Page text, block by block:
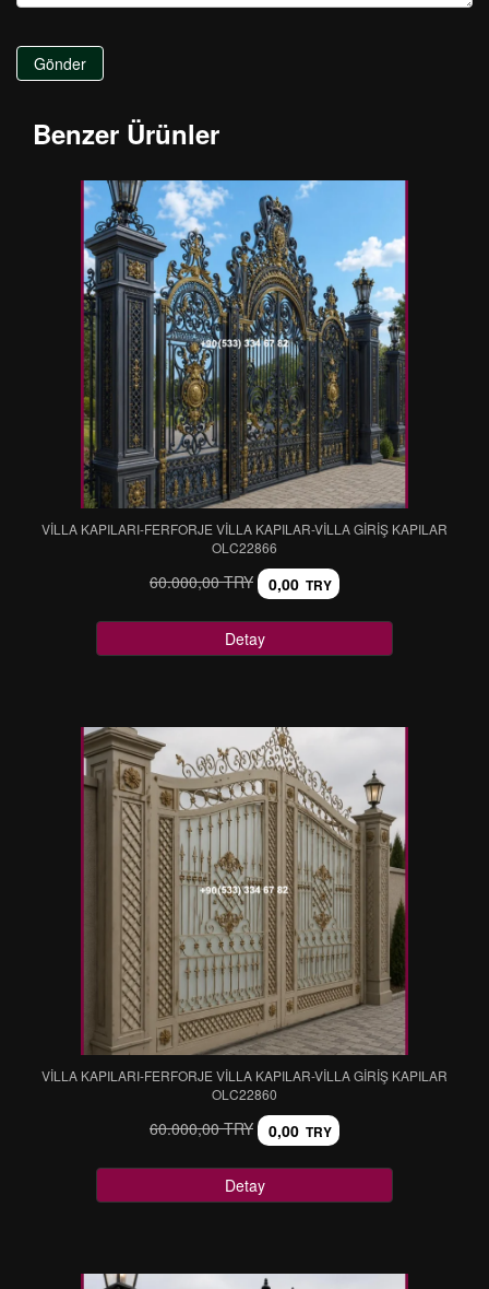
Gönder
Benzer Ürünler
VİLLA KAPILARI-FERFORJE VİLLA KAPILAR-VİLLA GİRİŞ KAPILAR
OLC22866
60.000,00 TRY 0,00 TRY
Detay
VİLLA KAPILARI-FERFORJE VİLLA KAPILAR-VİLLA GİRİŞ KAPILAR
OLC22860
60.000,00 TRY 0,00 TRY
Detay